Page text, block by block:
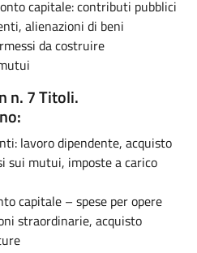
capitale: contributi pubblici
alienazioni di beni
da costruire
n. 7 Titoli.
lavoro dipendente, acquisto
sui mutui, imposte a carico
capitale – spese per opere
straordinarie, acquisto